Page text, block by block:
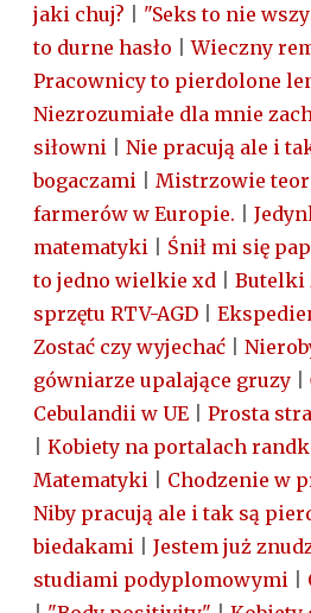
jaki chuj?
"Seks to nie
to durne hasło |Wieczny
Pracownicy to pierdolone
Niezrozumiałe dla mnie
siłowni
Nie pracują ale i
bogaczami
Mistrzowie
farmerów w Europie.
matematyki
Śnił mi się
to jedno wielkie xd
Butelki
sprzętu RTV-AGD
Zostać czy wyjechać
gówniarze upalające gruzy
Cebulandii w UE
Prosta
Kobiety na portalach
Matematyki
Chodzenie w
Niby pracują ale i tak są
biedakami
Jestem już
studiami podyplomowymi